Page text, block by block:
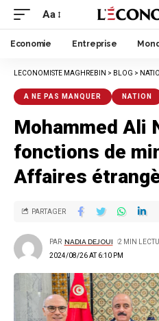
Aa
Economie Entreprise
LECONOMISTE MAGHREBIN > BLOG >
A NE PAS MANQUER NATION
Mohammed Ali
fonctions de
Affaires
2024/08/26 AT 6:10 PM
PAR NADIA DEJOUI 2 MIN
PARTAGER